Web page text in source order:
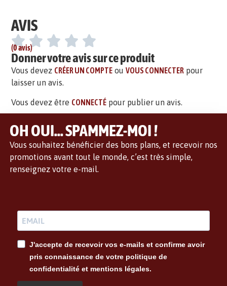
AVIS
(0 avis)
Donner votre avis sur ce produit
Vous devez CRÉER UN COMPTE ouVOUS CONNECTER pour
laisser un avis.
Vous devez être CONNECTÉ pour publier un avis.
OH OUI... SPAMMEZ-MOI !
Vous souhaitez bénéficier des bons plans, et recevoir nos
promotions avant tout le monde, c’est très simple,
renseignez votre e-mail.
J'accepte de recevoir vos e-mails et confirme avoir
pris connaissance de votre politique de
confidentialité et mentions légales.